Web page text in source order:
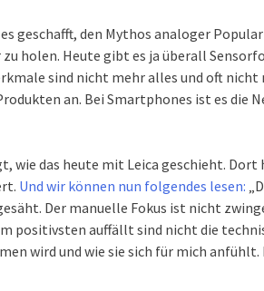
geschafft, den Mythos analoger
holen. Heute gibt es ja überall
sind nicht mehr alles und oft nicht
an. Bei Smartphones ist es die
wie das heute mit Leica geschieht. Dort
Und wir können nun folgendes lesen:
Der manuelle Fokus ist nicht
positivsten auffällt sind nicht die
wird und wie sie sich für mich